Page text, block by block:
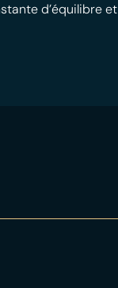
d’équilibre et